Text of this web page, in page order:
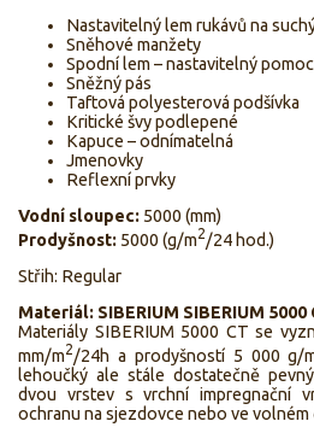
Nastavitelný lem rukávů na
Sněhové manžety
Spodní lem – nastavitelný
Sněžný pás
Taftová polyesterová podšívka
Kritické švy podlepené
Kapuce – odnímatelná
Jmenovky
Reflexní prvky
Vodní sloupec: 5000 (mm)
Prodyšnost: 5000 (g/m2/24 hod.)
Střih: Regular
Materiál: SIBERIUM SIBERIUM 5000
Materiály SIBERIUM 5000 CT se
mm/m2/24h a prodyšností 5 000 g/
lehoučký ale stále dostatečně
dvou vrstev s vrchní impregnační
ochranu na sjezdovce nebo ve volném